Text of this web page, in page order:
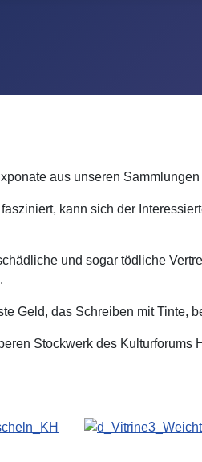
aus unseren
kann sich der
und sogar tödliche
Geld, das Schreiben mit Tinte,
Stockwerk des Kulturforums